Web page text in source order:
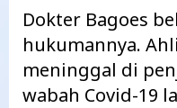
Dokter Bagoes
hukumannya.
meninggal di
wabah Covid-19